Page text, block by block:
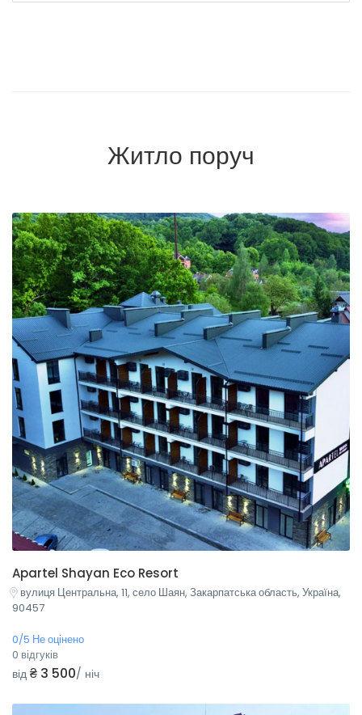
Житло поруч
Apartel Shayan Eco Resort
вулиця Центральна, 11, село Шаян, Закарпатська область, Україна,
90457
0/5 Не оцінено
0 відгуків
від ₴ 3 500/ ніч